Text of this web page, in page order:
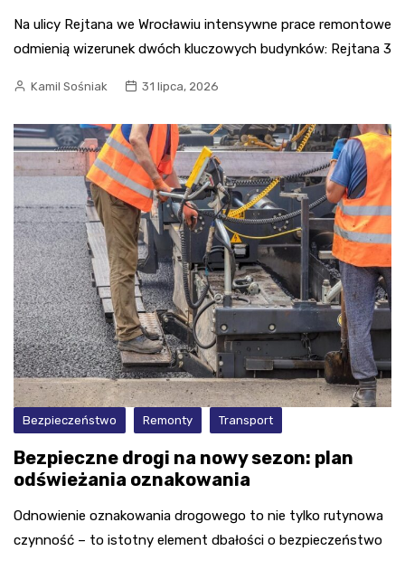
Na ulicy Rejtana we Wrocławiu intensywne prace remontowe
odmienią wizerunek dwóch kluczowych budynków: Rejtana 3
Kamil Sośniak 31 lipca, 2026
Bezpieczeństwo Remonty Transport
Bezpieczne drogi na nowy sezon: plan
odświeżania oznakowania
Odnowienie oznakowania drogowego to nie tylko rutynowa
czynność – to istotny element dbałości o bezpieczeństwo